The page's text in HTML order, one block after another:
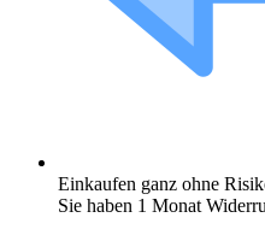
Einkaufen ganz ohne
Sie haben 1 Monat